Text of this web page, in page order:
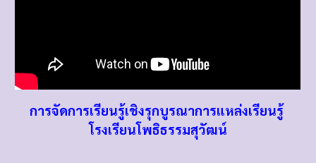
การจัดการเรียนรู้เชิงรุกบูรณาการแหล่งเรียนรู้
โรงเรียนโพธิธรรมสุวัฒน์